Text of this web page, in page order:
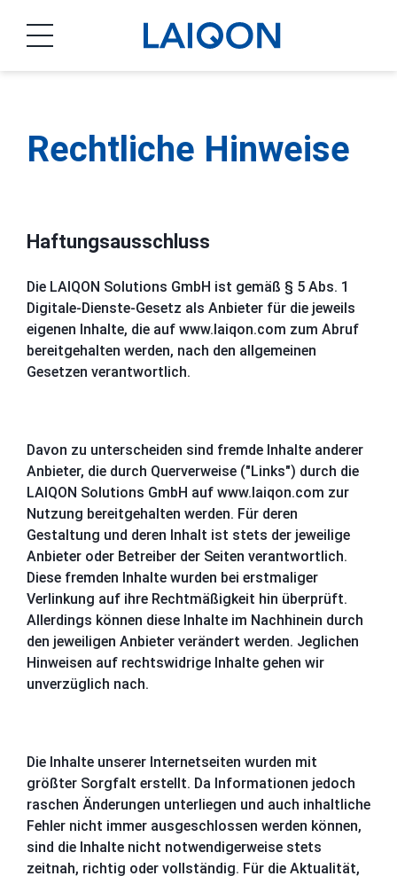
LAIQON
Rechtliche Hinweise
Haftungsausschluss
Die LAIQON Solutions GmbH ist gemäß § 5 Abs. 1
Digitale-Dienste-Gesetz als Anbieter für die jeweils
eigenen Inhalte, die auf www.laiqon.com zum Abruf
bereitgehalten werden, nach den allgemeinen
Gesetzen verantwortlich.
Davon zu unterscheiden sind fremde Inhalte anderer
Anbieter, die durch Querverweise ("Links") durch die
LAIQON Solutions GmbH auf www.laiqon.com zur
Nutzung bereitgehalten werden. Für deren
Gestaltung und deren Inhalt ist stets der jeweilige
Anbieter oder Betreiber der Seiten verantwortlich.
Diese fremden Inhalte wurden bei erstmaliger
Verlinkung auf ihre Rechtmäßigkeit hin überprüft.
Allerdings können diese Inhalte im Nachhinein durch
den jeweiligen Anbieter verändert werden. Jeglichen
Hinweisen auf rechtswidrige Inhalte gehen wir
unverzüglich nach.
Die Inhalte unserer Internetseiten wurden mit
größter Sorgfalt erstellt. Da Informationen jedoch
raschen Änderungen unterliegen und auch inhaltliche
Fehler nicht immer ausgeschlossen werden können,
sind die Inhalte nicht notwendigerweise stets
zeitnah, richtig oder vollständig. Für die Aktualität,